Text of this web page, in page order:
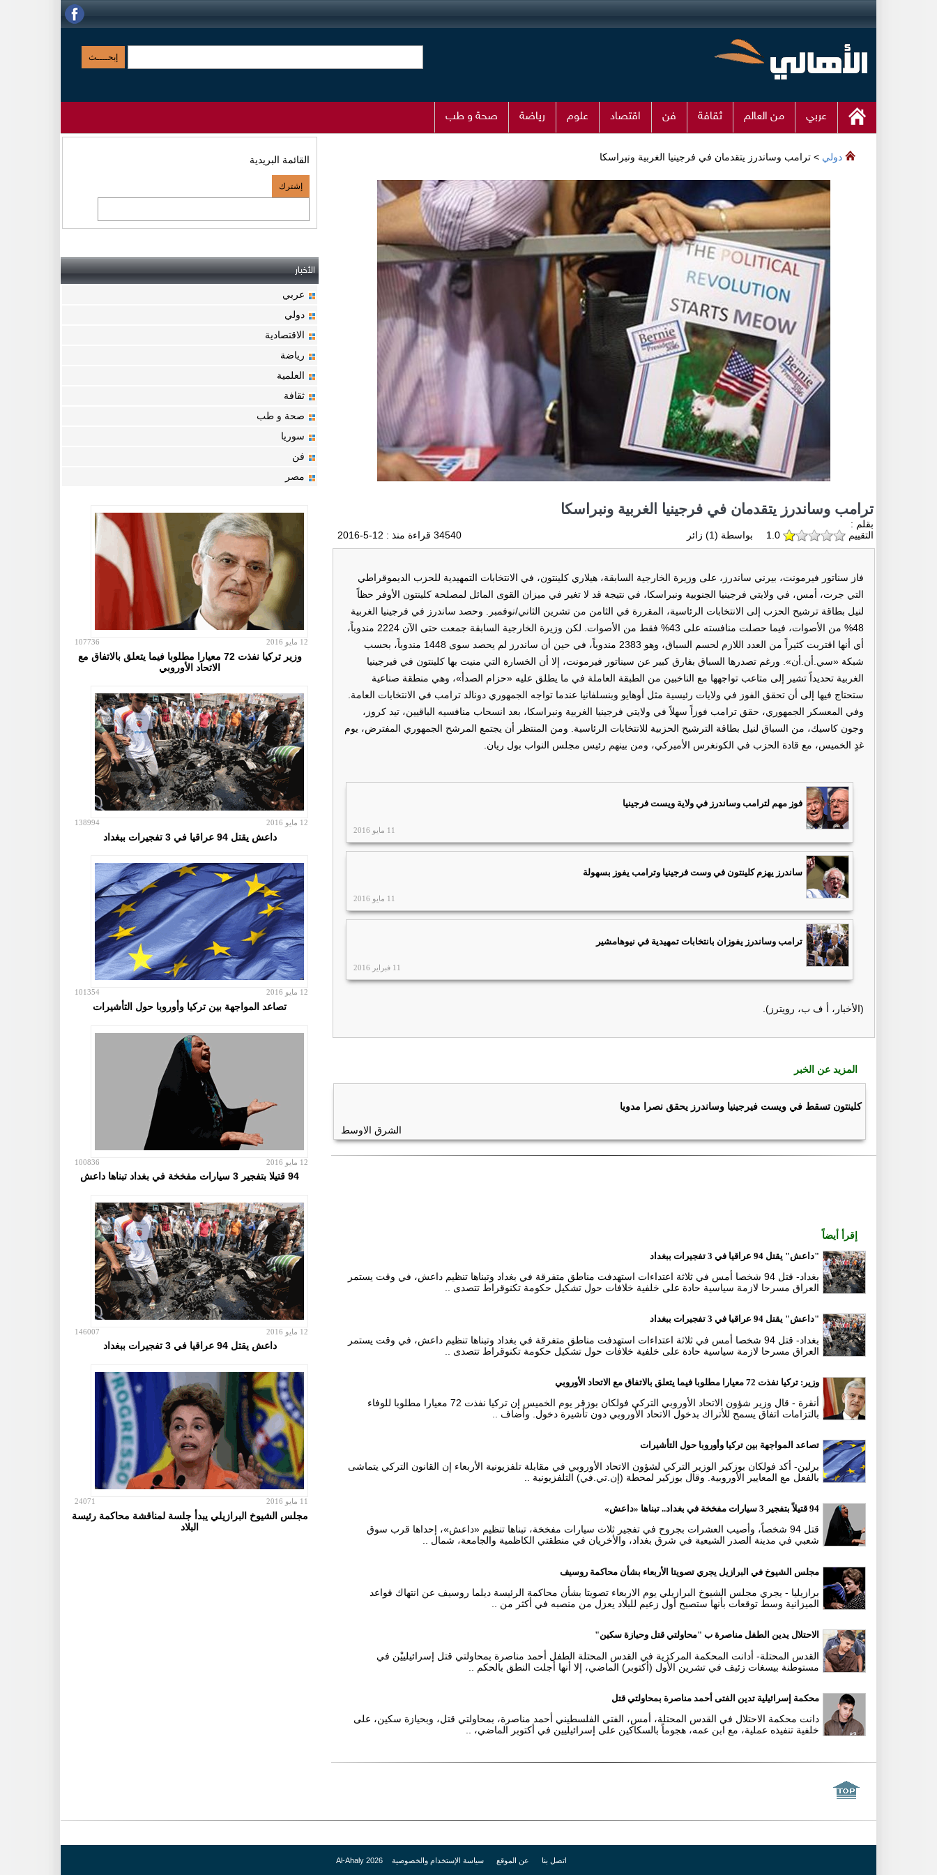
عربي من العالم ثقافة فن اقتصاد علوم رياضة صحة و طب
دولي > ترامب وساندرز يتقدمان في فرجينيا الغربية ونبراسكا
ترامب وساندرز يتقدمان في فرجينيا الغربية ونبراسكا
بقلم :
التقييم
1.0 بواسطة (1) زائر 34540 قراءة منذ : 12-5-2016
فاز سناتور فيرمونت، بيرني ساندرز، على وزيرة الخارجية السابقة، هيلاري كلينتون، في الانتخابات التمهيدية للحزب الديموقراطي
التي جرت، أمس، في ولايتي فرجينيا الجنوبية ونبراسكا، في نتيجة قد لا تغير في ميزان القوى المائل لمصلحة كلينتون الأوفر حظاً
لنيل بطاقة ترشيح الحزب إلى الانتخابات الرئاسية، المقررة في الثامن من تشرين الثاني/نوفمبر. وحصد ساندرز في فرجينيا الغربية
48% من الأصوات، فيما حصلت منافسته على 43% فقط من الأصوات. لكن وزيرة الخارجية السابقة جمعت حتى الآن 2224 مندوباً،
أي أنها اقتربت كثيراً من العدد اللازم لحسم السباق، وهو 2383 مندوباً، في حين أن ساندرز لم يحصد سوى 1448 مندوباً، بحسب
شبكة «سي.أن.أن». ورغم تصدرها السباق بفارق كبير عن سيناتور فيرمونت، إلا أن الخسارة التي منيت بها كلينتون في فيرجينيا
الغربية تحديداً تشير إلى متاعب تواجهها مع الناخبين من الطبقة العاملة في ما يطلق عليه «حزام الصدأ»، وهي منطقة صناعية
ستحتاج فيها إلى أن تحقق الفوز في ولايات رئيسية مثل أوهايو وبنسلفانيا عندما تواجه الجمهوري دونالد ترامب في الانتخابات العامة.
وفي المعسكر الجمهوري، حقق ترامب فوزاً سهلاً في ولايتي فرجينيا الغربية ونبراسكا، بعد انسحاب منافسيه الباقيين، تيد كروز،
وجون كاسيك، من السباق لنيل بطاقة الترشيح الحزبية للانتخابات الرئاسية. ومن المنتظر أن يجتمع المرشح الجمهوري المفترض، يوم
غدٍ الخميس، مع قادة الحزب في الكونغرس الأميركي، ومن بينهم رئيس مجلس النواب بول ريان.
فوز مهم لترامب وساندرز في ولاية ويست فرجينيا
11 مايو 2016
ساندرز يهزم كلينتون في وست فرجينيا وترامب يفوز بسهولة
11 مايو 2016
ترامب وساندرز يفوزان بانتخابات تمهيدية في نيوهامشير
11 فبراير 2016
(الأخبار، أ ف ب، رويترز).
المزيد عن الخبر
كلينتون تسقط في ويست فيرجينيا وساندرز يحقق نصرا مدويا
الشرق الاوسط
إقرأ أيضاً
"داعش" يقتل 94 عراقيا في 3 تفجيرات ببغداد
بغداد- قتل 94 شخصا أمس في ثلاثة اعتداءات استهدفت مناطق متفرقة في بغداد وتبناها تنظيم داعش، في وقت يستمر
العراق مسرحا لازمة سياسية حادة على خلفية خلافات حول تشكيل حكومة تكنوقراط تتصدى ..
"داعش" يقتل 94 عراقيا في 3 تفجيرات ببغداد
بغداد- قتل 94 شخصا أمس في ثلاثة اعتداءات استهدفت مناطق متفرقة في بغداد وتبناها تنظيم داعش، في وقت يستمر
العراق مسرحا لازمة سياسية حادة على خلفية خلافات حول تشكيل حكومة تكنوقراط تتصدى ..
وزير: تركيا نفذت 72 معيارا مطلوبا فيما يتعلق بالاتفاق مع الاتحاد الأوروبي
أنقرة - قال وزير شؤون الاتحاد الأوروبي التركي فولكان بوزقر يوم الخميس إن تركيا نفذت 72 معيارا مطلوبا للوفاء
بالتزامات اتفاق يسمح للأتراك بدخول الاتحاد الأوروبي دون تأشيرة دخول. وأضاف ..
تصاعد المواجهة بين تركيا وأوروبا حول التأشيرات
برلين- أكد فولكان بوزكير الوزير التركي لشؤون الاتحاد الأوروبي في مقابلة تلفزيونية الأربعاء إن القانون التركي يتماشى
بالفعل مع المعايير الأوروبية. وقال بوزكير لمحطة (إن.تي.في) التلفزيونية ..
94 قتيلاً بتفجير 3 سيارات مفخخة في بغداد.. تبناها «داعش»
قتل 94 شخصاً، وأصيب العشرات بجروح في تفجير ثلاث سيارات مفخخة، تبناها تنظيم «داعش»، إحداها قرب سوق
شعبي في مدينة الصدر الشيعية في شرق بغداد، والأخريان في منطقتي الكاظمية والجامعة، شمال ..
مجلس الشيوخ في البرازيل يجري تصويتا الأربعاء بشأن محاكمة روسيف
برازيليا - يجري مجلس الشيوخ البرازيلي يوم الاربعاء تصويتا بشأن محاكمة الرئيسة ديلما روسيف عن انتهاك قواعد
الميزانية وسط توقعات بأنها ستصبح أول زعيم للبلاد يعزل من منصبه في أكثر من ..
الاحتلال يدين الطفل مناصرة ب "محاولتي قتل وحيازة سكين"
القدس المحتلة- أدانت المحكمة المركزية في القدس المحتلة الطفل أحمد مناصرة بمحاولتي قتل إسرائيلييْن في
مستوطنة بيسغات زئيف في تشرين الأول (أكتوبر) الماضي، إلا أنها أجلت النطق بالحكم ..
محكمة إسرائيلية تدين الفتى أحمد مناصرة بمحاولتي قتل
دانت محكمة الاحتلال في القدس المحتلة، أمس، الفتى الفلسطيني أحمد مناصرة، بمحاولتي قتل، وبحيازة سكين، على
خلفية تنفيذه عملية، مع ابن عمه، هجوماً بالسكاكين على إسرائيليين في أكتوبر الماضي، ..
القائمة البريدية
الأخبار
عربي
دولي
الاقتصادية
رياضة
العلمية
ثقافة
صحة و طب
سوريا
فن
مصر
12 مايو 2016 107736
وزير تركيا نفذت 72 معيارا مطلوبا فيما يتعلق بالاتفاق مع
الاتحاد الأوروبي
12 مايو 2016 138994
داعش يقتل 94 عراقيا في 3 تفجيرات ببغداد
12 مايو 2016 101354
تصاعد المواجهة بين تركيا وأوروبا حول التأشيرات
12 مايو 2016 100836
94 قتيلا بتفجير 3 سيارات مفخخة في بغداد تبناها داعش
12 مايو 2016 146007
داعش يقتل 94 عراقيا في 3 تفجيرات ببغداد
11 مايو 2016 24071
مجلس الشيوخ البرازيلي يبدأ جلسة لمناقشة محاكمة رئيسة
البلاد
اتصل بنا عن الموقع سياسة الإستخدام والخصوصية Al-Ahaly 2026